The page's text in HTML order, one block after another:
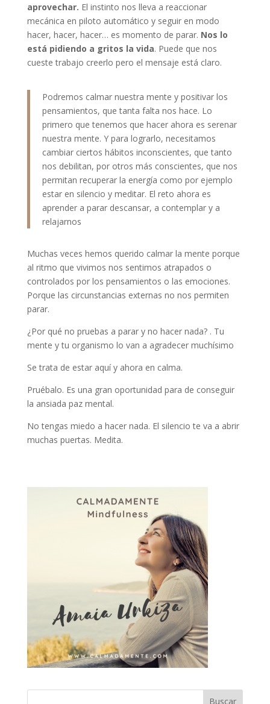
aprovechar. El instinto nos lleva a reaccionar
mecánica en piloto automático y seguir en modo
hacer, hacer, hacer… es momento de parar. Nos lo
está pidiendo a gritos la vida. Puede que nos
cueste trabajo creerlo pero el mensaje está claro.
Podremos calmar nuestra mente y positivar los
pensamientos, que tanta falta nos hace. Lo
primero que tenemos que hacer ahora es serenar
nuestra mente. Y para lograrlo, necesitamos
cambiar ciertos hábitos inconscientes, que tanto
nos debilitan, por otros más conscientes, que nos
permitan recuperar la energía como por ejemplo
estar en silencio y meditar. El reto ahora es
aprender a parar descansar, a contemplar y a
relajarnos
Muchas veces hemos querido calmar la mente porque
al ritmo que vivimos nos sentimos atrapados o
controlados por los pensamientos o las emociones.
Porque las circunstancias externas no nos permiten
parar.
¿Por qué no pruebas a parar y no hacer nada? . Tu
mente y tu organismo lo van a agradecer muchísimo
Se trata de estar aquí y ahora en calma.
Pruébalo. Es una gran oportunidad para de conseguir
la ansiada paz mental.
No tengas miedo a hacer nada. El silencio te va a abrir
muchas puertas. Medita.